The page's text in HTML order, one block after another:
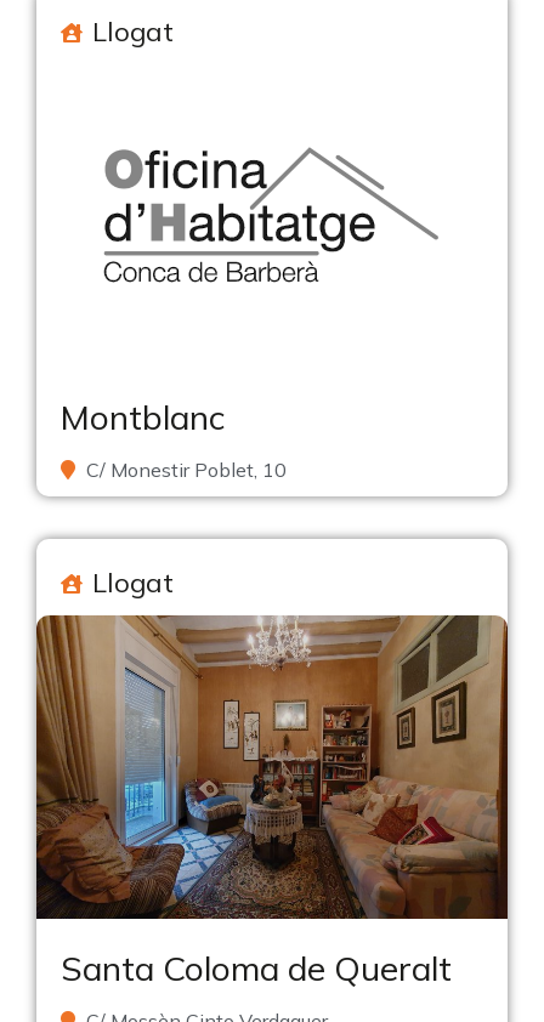
Llogat
Montblanc
C/ Monestir Poblet, 10
Llogat
Santa Coloma de Queralt